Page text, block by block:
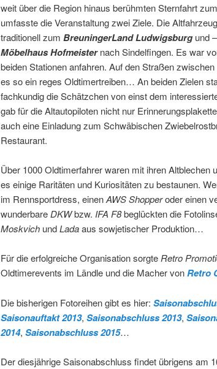
weit über die Region hinaus berühmten Sternfahrt
umfasste die Veranstaltung zwei Ziele. Die
traditionell zum BreuningerLand Ludwigsburgund
Möbelhaus Hofmeisternach Sindelfingen. Es war
beiden Stationen anfahren. Auf den Straßen
es so ein reges Oldtimertreiben… An beiden Zielen
fachkundig die Schätzchen von einst dem
gab für die Altautopiloten nicht nur
auch eine Einladung zum Schwäbischen
Restaurant.
Über 1000 Oldtimerfahrer waren mit ihren Altblechen
es einige Raritäten und Kuriositäten zu bestaunen.
im Rennsportdress, einenAWS Shopperoder einen
wunderbare DKWbzw. IFA F8beglückten die
MoskvichundLadaaus sowjetischer Produktion…
Für die erfolgreiche Organisation sorgteRetro
Oldtimerevents im Ländle und die Macher vonRetro
Die bisherigen Fotoreihen gibt es hier:
Saisonauftakt 2013, Saisonabschluss 2013,
2014, Saisonabschluss 2015…
Der diesjährige Saisonabschluss findet übrigens am